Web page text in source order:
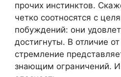
прочих инстинктов.
четко соотносятся с
побуждений: они
достигнуты. В отличие
стремление
знающим ограничений. И